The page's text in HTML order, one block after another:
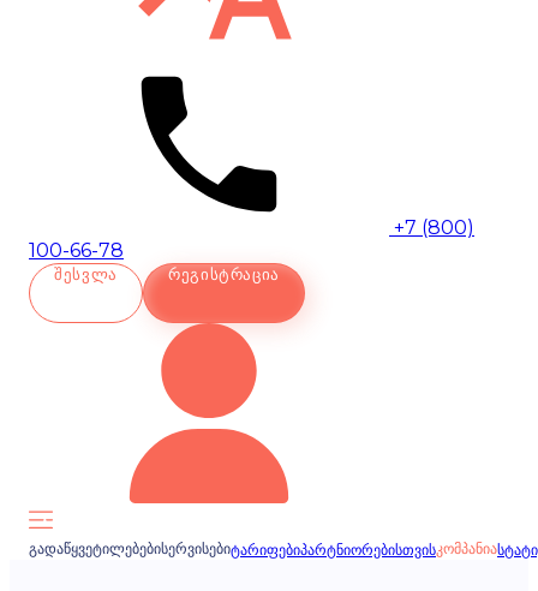
+7 (800)
100-66-78
ᲨᲔᲡᲕᲚᲐ ᲠᲔᲒᲘᲡᲢᲠᲐᲪᲘᲐ
ᲒᲐᲓᲐᲬᲧᲕᲔᲢᲘᲚᲔᲑᲔᲑᲘᲡᲔᲠᲕᲘᲡᲔᲑᲘᲢᲐᲠᲘᲤᲔᲑᲘᲞᲐᲠᲢᲜᲘᲝᲠᲔᲑᲘᲡᲗᲕᲘᲡᲙᲝᲛᲞᲐᲜᲘᲐ